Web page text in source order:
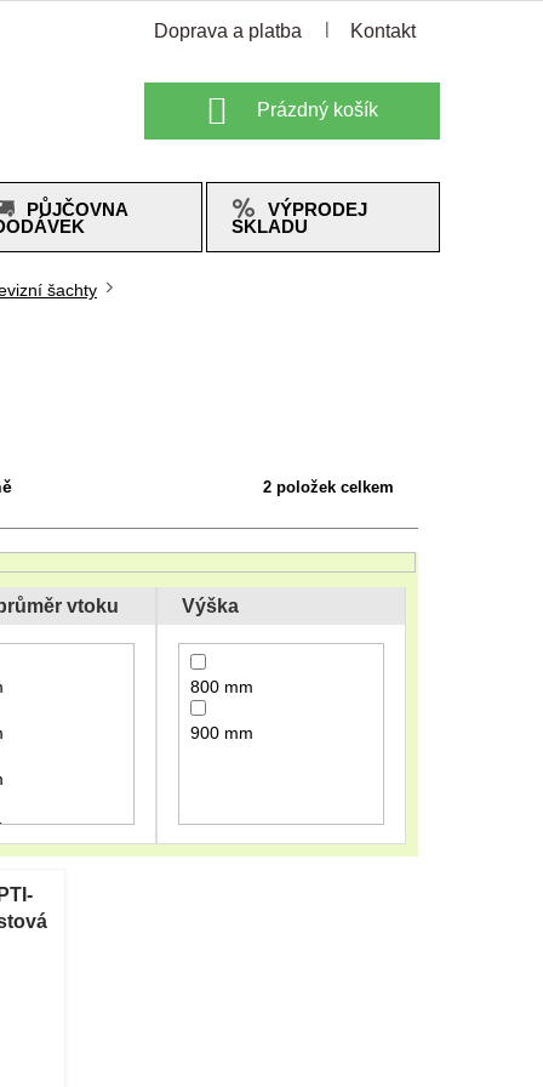
Doprava a platba Kontakt
Nákupní
košík
Prázdný košík
PŮJČOVNA
VÝPRODEJ
SKLADU
šachty
2 položek celkem
vtoku Výška
800 mm
900 mm